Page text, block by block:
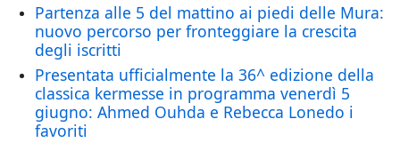
Partenza alle 5 del mattino ai piedi delle Mura:
nuovo percorso per fronteggiare la crescita
degli iscritti
Presentata ufficialmente la 36^ edizione della
classica kermesse in programma venerdì 5
giugno: Ahmed Ouhda e Rebecca Lonedo i
favoriti